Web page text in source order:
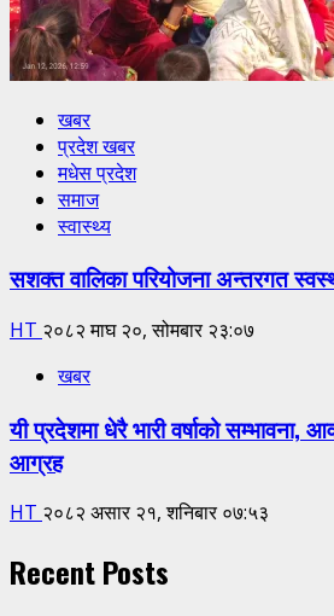
खबर
प्रदेश खबर
मधेस प्रदेश
समाज
स्वास्थ्य
सशक्त वालिका परियोजना अन्तरगत
HT २०८२ माघ २०, सोमबार २३:०७
खबर
यी प्रदेशमा धेरै भारी वर्षाको
आग्रह
HT २०८२ असार २१, शनिबार ०७:५३
Recent Posts